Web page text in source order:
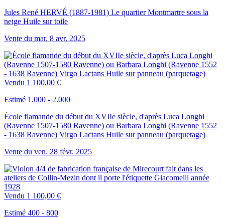
Jules René HERVÉ (1887-1981) Le quartier Montmartre sous la
neige Huile sur toile
Vente du mar. 8 avr. 2025
Vendu 1 100,00 €
Estimé 1.000 - 2.000
École flamande du début du XVIIe siècle, d'après Luca Longhi
(Ravenne 1507-1580 Ravenne) ou Barbara Longhi (Ravenne 1552
- 1638 Ravenne) Virgo Lactans Huile sur panneau (parquetage)
Vente du ven. 28 févr. 2025
Vendu 1 100,00 €
Estimé 400 - 800